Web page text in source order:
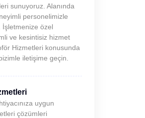
sunuyoruz. Alanında
personelimizle
İşletmenize özel
ve kesintisiz hizmet
Hizmetleri konusunda
iletişime geçin.
uygun
çözümleri